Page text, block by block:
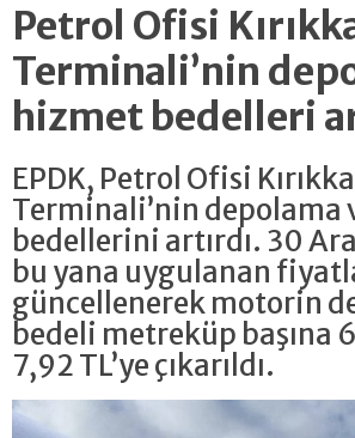
Petrol Ofisi
Terminali’nin
hizmet bedelleri
EPDK, Petrol Ofisi
Terminali’nin depolama
bedellerini artırdı. 30
bu yana uygulanan
güncellenerek motorin
bedeli metreküp başına
7,92 TL’ye çıkarıldı.